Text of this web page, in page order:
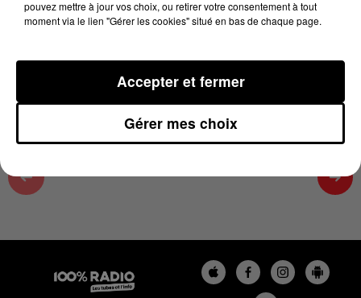
à 11h45
pouvez mettre à jour vos choix, ou retirer votre consentement à tout
moment via le lien "Gérer les cookies" situé en bas de chaque page.
Gérer mes choix
Accepter et fermer